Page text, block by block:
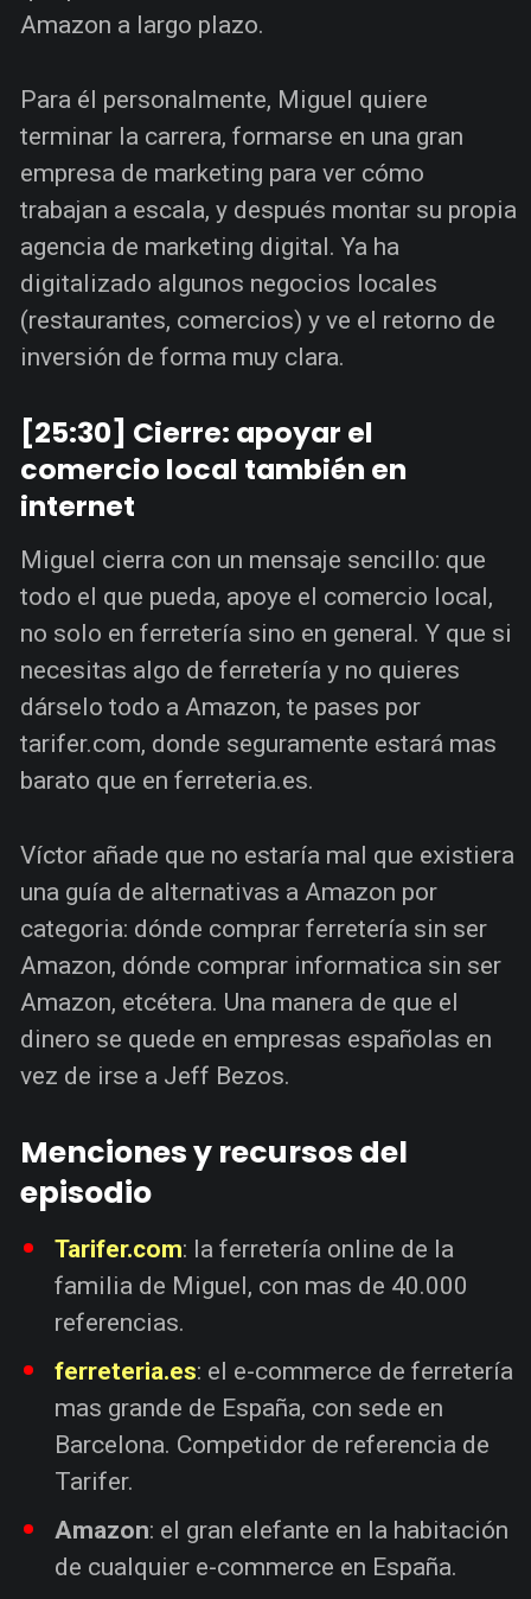
Amazon a largo plazo.
Para él personalmente, Miguel quiere
terminar la carrera, formarse en una gran
empresa de marketing para ver cómo
trabajan a escala, y después montar su propia
agencia de marketing digital. Ya ha
digitalizado algunos negocios locales
(restaurantes, comercios) y ve el retorno de
inversión de forma muy clara.
[25:30] Cierre: apoyar el
comercio local también en
internet
Miguel cierra con un mensaje sencillo: que
todo el que pueda, apoye el comercio local,
no solo en ferretería sino en general. Y que si
necesitas algo de ferretería y no quieres
dárselo todo a Amazon, te pases por
tarifer.com, donde seguramente estará mas
barato que en ferreteria.es.
Víctor añade que no estaría mal que existiera
una guía de alternativas a Amazon por
categoria: dónde comprar ferretería sin ser
Amazon, dónde comprar informatica sin ser
Amazon, etcétera. Una manera de que el
dinero se quede en empresas españolas en
vez de irse a Jeff Bezos.
Menciones y recursos del
episodio
Tarifer.com: la ferretería online de la
familia de Miguel, con mas de 40.000
referencias.
ferreteria.es: el e-commerce de ferretería
mas grande de España, con sede en
Barcelona. Competidor de referencia de
Tarifer.
Amazon: el gran elefante en la habitación
de cualquier e-commerce en España.